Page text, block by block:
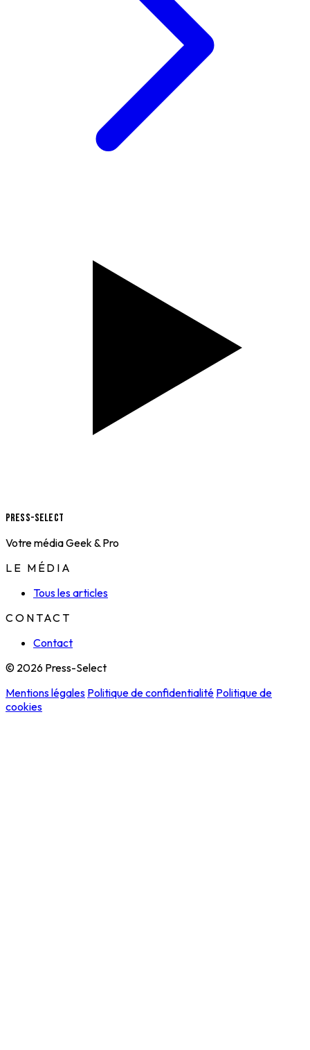
Press-Select
Votre média Geek & Pro
LE MÉDIA
Tous les articles
CONTACT
Contact
© 2026 Press-Select
Mentions légales Politique de confidentialité Politique de
cookies